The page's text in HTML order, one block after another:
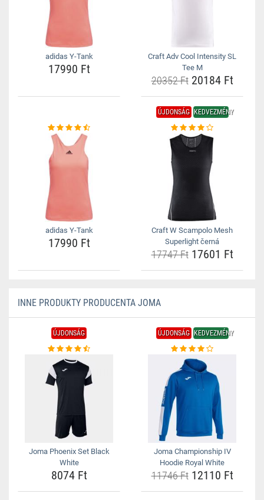
adidas Y-Tank
17990 Ft
Craft Adv Cool Intensity SL
Tee M
20352 Ft20184 Ft
adidas Y-Tank
17990 Ft
ÚJDONSÁG KEDVEZMÉNY
Craft W Scampolo Mesh
Superlight černá
17747 Ft17601 Ft
INNE PRODUKTY PRODUCENTA JOMA
ÚJDONSÁG
Joma Phoenix Set Black
White
8074 Ft
ÚJDONSÁG KEDVEZMÉNY
Joma Championship IV
Hoodie Royal White
11746 Ft12110 Ft